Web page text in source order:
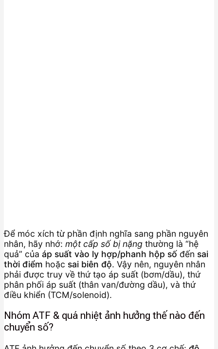
Để móc xích từ phần định nghĩa sang phần nguyên
nhân, hãy nhớ: một cấp số bị nặng thường là “hệ
quả” của áp suất vào ly hợp/phanh hộp số đến sai
thời điểm hoặc sai biên độ. Vậy nên, nguyên nhân
phải được truy về thứ tạo áp suất (bơm/dầu), thứ
phân phối áp suất (thân van/đường dầu), và thứ
điều khiển (TCM/solenoid).
Nhóm ATF & quá nhiệt ảnh hưởng thế nào đến
chuyển số?